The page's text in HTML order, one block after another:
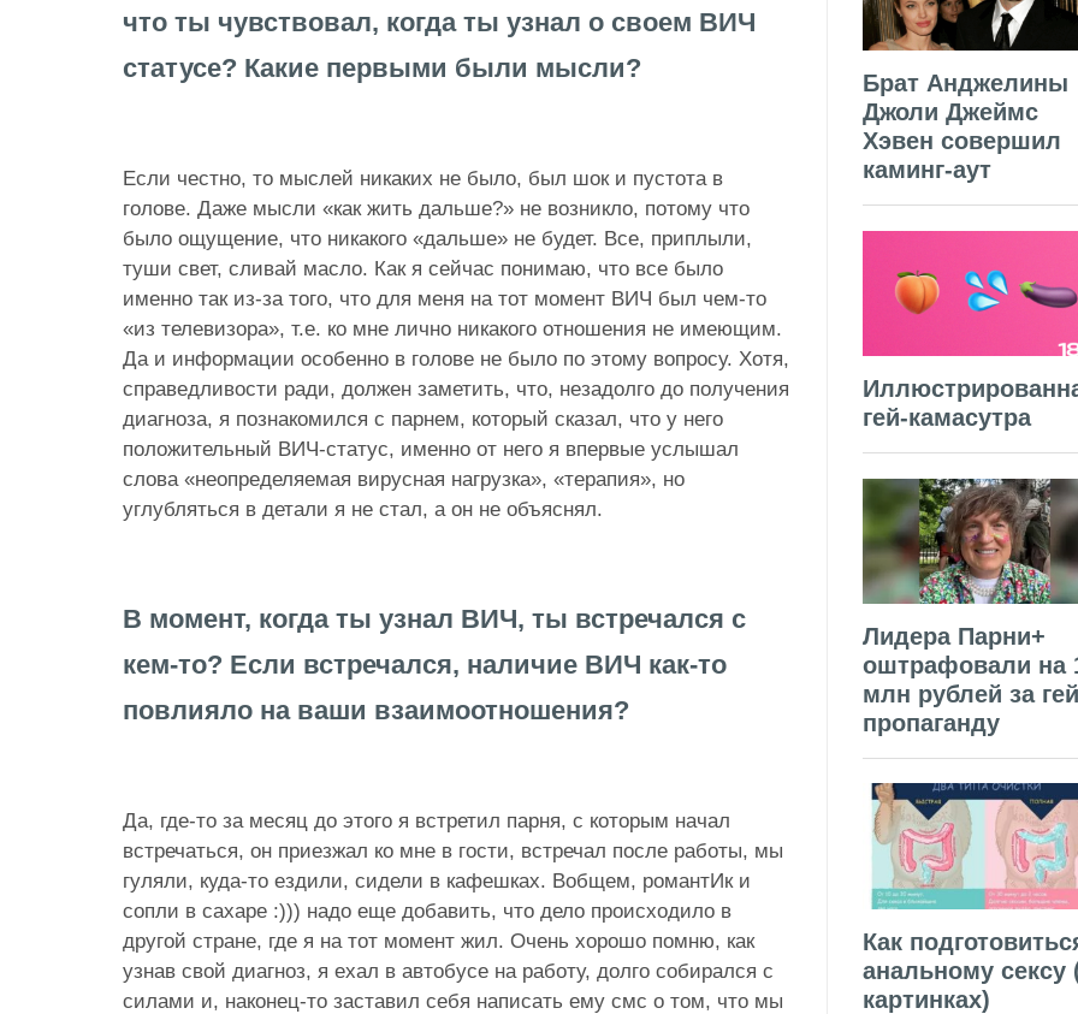
что ты чувствовал, когда ты узнал о своем ВИЧ
статусе? Какие первыми были мысли?
Если честно, то мыслей никаких не было, был шок и пустота в
голове. Даже мысли «как жить дальше?» не возникло, потому что
было ощущение, что никакого «дальше» не будет. Все, приплыли,
туши свет, сливай масло. Как я сейчас понимаю, что все было
именно так из-за того, что для меня на тот момент ВИЧ был чем-то
«из телевизора», т.е. ко мне лично никакого отношения не имеющим.
Да и информации особенно в голове не было по этому вопросу. Хотя,
справедливости ради, должен заметить, что, незадолго до получения
диагноза, я познакомился с парнем, который сказал, что у него
положительный ВИЧ-статус, именно от него я впервые услышал
слова «неопределяемая вирусная нагрузка», «терапия», но
углубляться в детали я не стал, а он не объяснял.
В момент, когда ты узнал ВИЧ, ты встречался с
кем-то? Если встречался, наличие ВИЧ как-то
повлияло на ваши взаимоотношения?
Да, где-то за месяц до этого я встретил парня, с которым начал
встречаться, он приезжал ко мне в гости, встречал после работы, мы
гуляли, куда-то ездили, сидели в кафешках. Вобщем, романтИк и
сопли в сахаре :))) надо еще добавить, что дело происходило в
другой стране, где я на тот момент жил. Очень хорошо помню, как
узнав свой диагноз, я ехал в автобусе на работу, долго собирался с
силами и, наконец-то заставил себя написать ему смс о том, что мы
Брат Анджелины
Джоли Джеймс
Хэвен совершил
каминг-аут
гей-камасутра
Лидера Парни+
оштрафовали на
млн рублей за
пропаганду
Как
анальному сексу
картинках)